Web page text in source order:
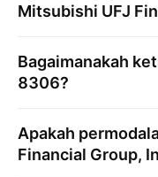
Mitsubishi UFJ
Bagaimanakah
8306?
Apakah
Financial Group,